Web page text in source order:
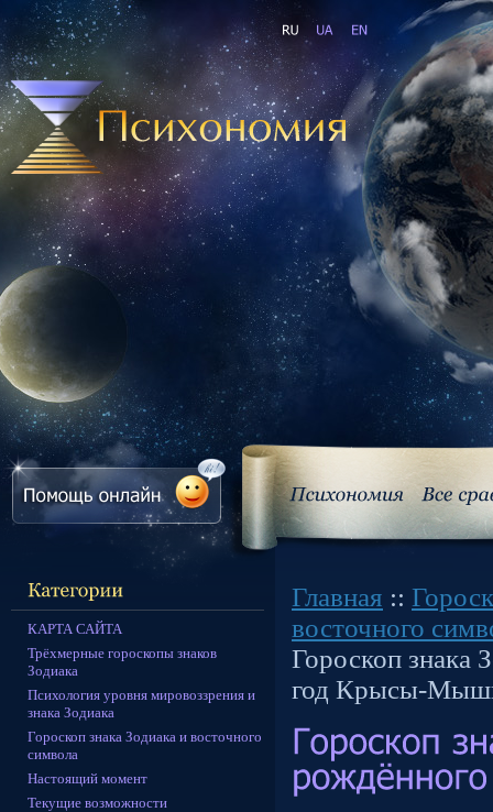
КАРТА САЙТА
Трёхмерные гороскопы знаков
Зодиака
Психология уровня мировоззрения и
знака Зодиака
Гороскоп знака Зодиака и восточного
символа
Настоящий момент
Текущие возможности
Главная ::
восточного
Гороскоп знака
год Крысы-